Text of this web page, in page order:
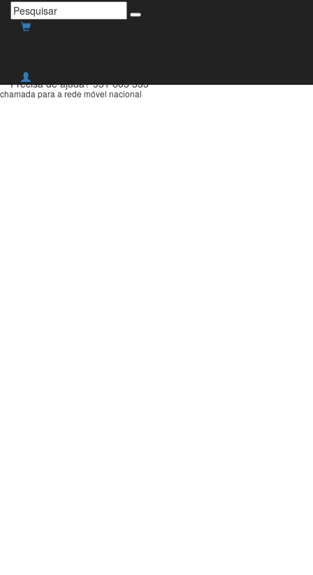
Envio grátis para Portugal
Precisa de ajuda? 931 603 333
chamada para a rede móvel nacional